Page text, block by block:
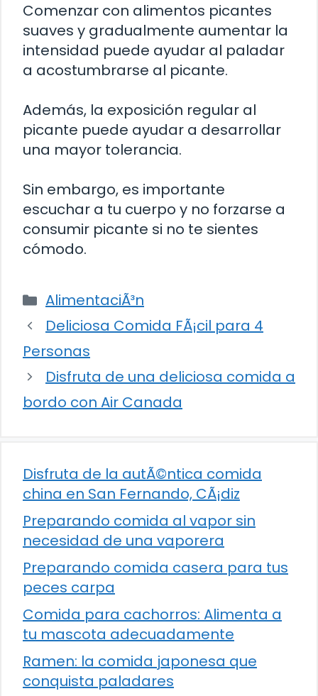
Comenzar con alimentos picantes
suaves y gradualmente aumentar la
intensidad puede ayudar al paladar
a acostumbrarse al picante.
Además, la exposición regular al
picante puede ayudar a desarrollar
una mayor tolerancia.
Sin embargo, es importante
escuchar a tu cuerpo y no forzarse a
consumir picante si no te sientes
cómodo.
Categorías
AlimentaciÃ³n
Deliciosa Comida FÃ¡cil para 4
Personas
Disfruta de una deliciosa comida a
bordo con Air Canada
Disfruta de la autÃ©ntica comida
china en San Fernando, CÃ¡diz
Preparando comida al vapor sin
necesidad de una vaporera
Preparando comida casera para tus
peces carpa
Comida para cachorros: Alimenta a
tu mascota adecuadamente
Ramen: la comida japonesa que
conquista paladares